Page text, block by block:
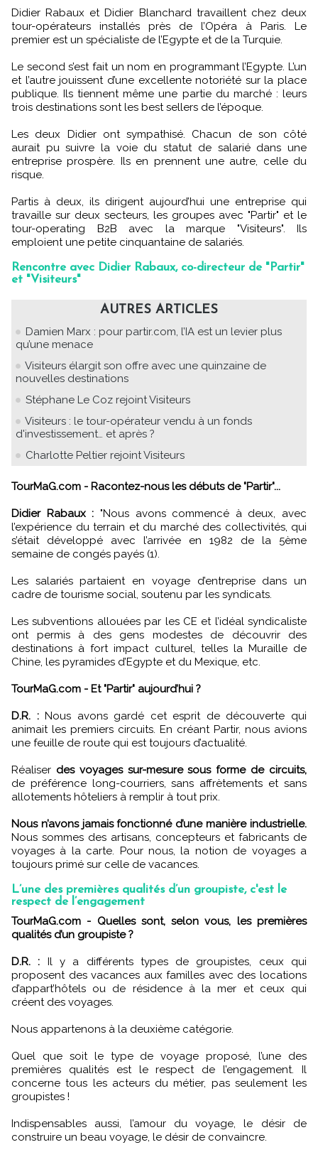
Didier Rabaux et Didier Blanchard travaillent chez deux
tour-opérateurs installés près de l’Opéra à Paris. Le
premier est un spécialiste de l’Egypte et de la Turquie.
Le second s’est fait un nom en programmant l’Egypte. L’un
et l’autre jouissent d’une excellente notoriété sur la place
publique. Ils tiennent même une partie du marché : leurs
trois destinations sont les best sellers de l’époque.
Les deux Didier ont sympathisé. Chacun de son côté
aurait pu suivre la voie du statut de salarié dans une
entreprise prospère. Ils en prennent une autre, celle du
risque.
Partis à deux, ils dirigent aujourd’hui une entreprise qui
travaille sur deux secteurs, les groupes avec "Partir" et le
tour-operating B2B avec la marque "Visiteurs". Ils
emploient une petite cinquantaine de salariés.
Rencontre avec Didier Rabaux, co-directeur de "Partir"
et "Visiteurs"
AUTRES ARTICLES
Damien Marx : pour partir.com, l’IA est un levier plus
qu’une menace
Visiteurs élargit son offre avec une quinzaine de
nouvelles destinations
Stéphane Le Coz rejoint Visiteurs
Visiteurs : le tour-opérateur vendu à un fonds
d'investissement… et après ?
Charlotte Peltier rejoint Visiteurs
TourMaG.com - Racontez-nous les débuts de "Partir"...
Didier Rabaux : "Nous avons commencé à deux, avec
l’expérience du terrain et du marché des collectivités, qui
s’était développé avec l’arrivée en 1982 de la 5ème
semaine de congés payés (1).
Les salariés partaient en voyage d’entreprise dans un
cadre de tourisme social, soutenu par les syndicats.
Les subventions allouées par les CE et l’idéal syndicaliste
ont permis à des gens modestes de découvrir des
destinations à fort impact culturel, telles la Muraille de
Chine, les pyramides d’Egypte et du Mexique, etc.
TourMaG.com - Et "Partir" aujourd’hui ?
D.R. :Nous avons gardé cet esprit de découverte qui
animait les premiers circuits. En créant Partir, nous avions
une feuille de route qui est toujours d’actualité.
Réaliser des voyages sur-mesure sous forme de circuits,
de préférence long-courriers, sans affrètements et sans
allotements hôteliers à remplir à tout prix.
Nous n’avons jamais fonctionné d’une manière industrielle.
Nous sommes des artisans, concepteurs et fabricants de
voyages à la carte. Pour nous, la notion de voyages a
toujours primé sur celle de vacances.
L’une des premières qualités d’un groupiste, c'est le
respect de l’engagement
TourMaG.com - Quelles sont, selon vous, les premières
qualités d’un groupiste ?
D.R. : Il y a différents types de groupistes, ceux qui
proposent des vacances aux familles avec des locations
d’appart’hôtels ou de résidence à la mer et ceux qui
créent des voyages.
Nous appartenons à la deuxième catégorie.
Quel que soit le type de voyage proposé, l’une des
premières qualités est le respect de l’engagement. Il
concerne tous les acteurs du métier, pas seulement les
groupistes !
Indispensables aussi, l’amour du voyage, le désir de
construire un beau voyage, le désir de convaincre.